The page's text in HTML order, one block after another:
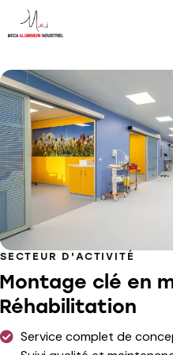
SECTEUR D'ACTIVITÉ
Montage clé en
Réhabilitation
Service complet de